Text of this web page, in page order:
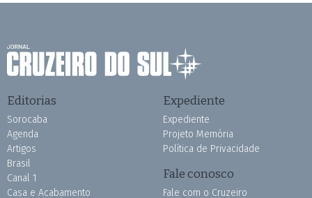
Editorias
Sorocaba
Agenda
Artigos
Brasil
Canal 1
Casa e Acabamento
Expediente
Expediente
Projeto Memória
Política de Privacidade
Fale conosco
Fale com o Cruzeiro